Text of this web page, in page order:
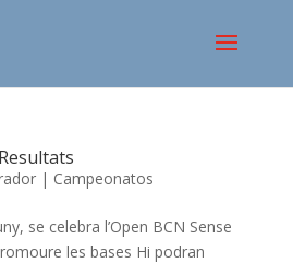
| Campeonatos
se celebra l’Open BCN Sense
les bases Hi podran